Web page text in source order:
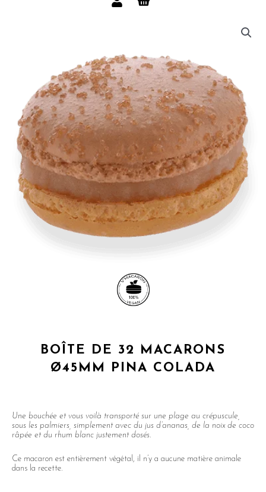
BOÎTE DE 32 MACARONS
Ø45MM PINA COLADA
Une bouchée et vous voilà transporté sur une plage au crépuscule,
sous les palmiers, simplement avec du jus d’ananas, de la noix de coco
râpée et du rhum blanc justement dosés.
Ce macaron est entièrement végétal, il n’y a aucune matière animale
dans la recette.